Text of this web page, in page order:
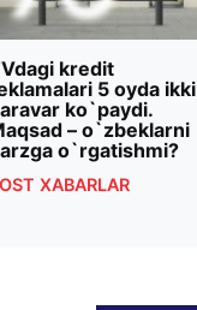
kredit
5 oyda ikki
ko`paydi.
– o`zbeklarni
o`rgatishmi?
XABARLAR